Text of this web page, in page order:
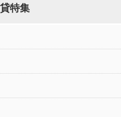
特集